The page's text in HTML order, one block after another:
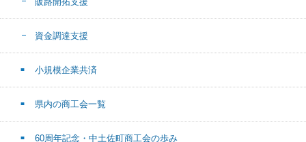
資金調達支援
小規模企業共済
県内の商工会一覧
60周年記念・中土佐町商工会の歩み